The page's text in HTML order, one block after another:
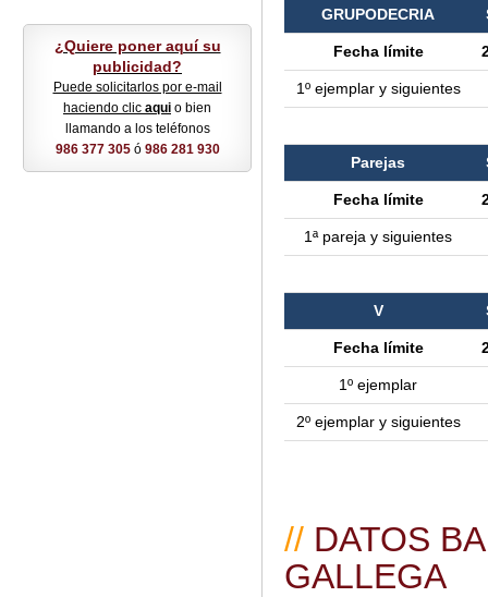
¿Quiere poner aquí su
publicidad?
Puede solicitarlos por e-mail
haciendo clic aqui o bien
llamando a los teléfonos
986 377 305ó 986 281 930
GRUPODECRIA
Fecha límite
1º ejemplar y siguientes
Parejas
Fecha límite
1ª pareja y siguientes
V
Fecha límite
1º ejemplar
2º ejemplar y siguientes
// DATOS
GALLEGA